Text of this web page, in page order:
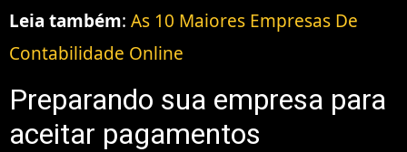
Leia também: As 10 Maiores Empresas De
Contabilidade Online
Preparando sua empresa para
aceitar pagamentos